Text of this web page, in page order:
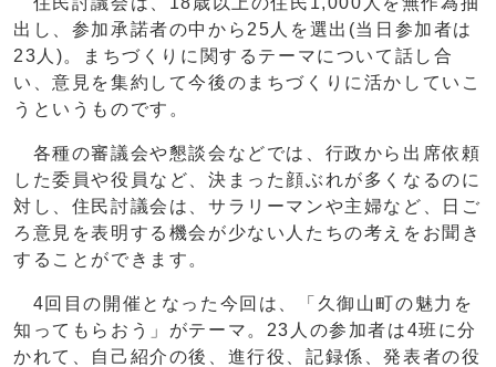
出し、参加承諾者の中から25人を選出(当日参加者は
23人)。まちづくりに関するテーマについて話し合
い、意見を集約して今後のまちづくりに活かしていこ
うというものです。
各種の審議会や懇談会などでは、行政から出席依頼
した委員や役員など、決まった顔ぶれが多くなるのに
対し、住民討議会は、サラリーマンや主婦など、日ご
ろ意見を表明する機会が少ない人たちの考えをお聞き
することができます。
4回目の開催となった今回は、「久御山町の魅力を
知ってもらおう」がテーマ。23人の参加者は4班に分
かれて、自己紹介の後、進行役、記録係、発表者の役